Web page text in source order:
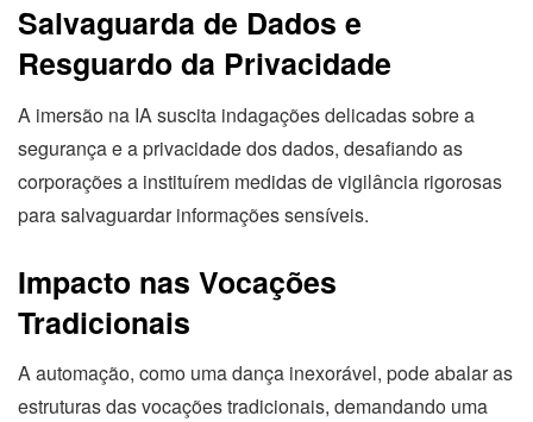
Salvaguarda de Dados e
Resguardo da Privacidade
A imersão na IA suscita indagações delicadas sobre a
segurança e a privacidade dos dados, desafiando as
corporações a instituírem medidas de vigilância rigorosas
para salvaguardar informações sensíveis.
Impacto nas Vocações
Tradicionais
A automação, como uma dança inexorável, pode abalar as
estruturas das vocações tradicionais, demandando uma